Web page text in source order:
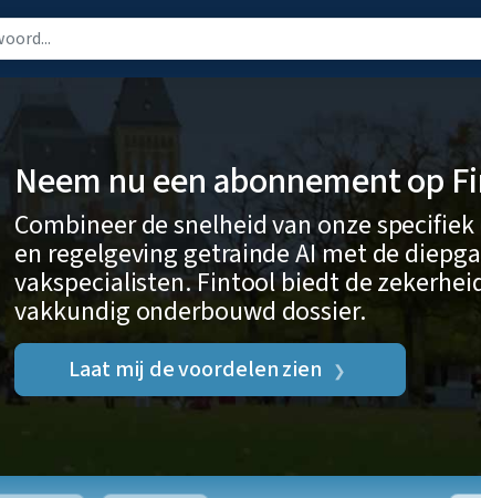
Neem nu een abonnement op
Combineer de snelheid van onze
en regelgeving getrainde AI met de
vakspecialisten. Fintool biedt de
vakkundig onderbouwd dossier.
Laat mij de voordelen zien